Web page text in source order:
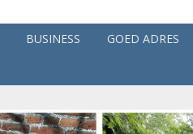
BUSINESS
GOED ADRES